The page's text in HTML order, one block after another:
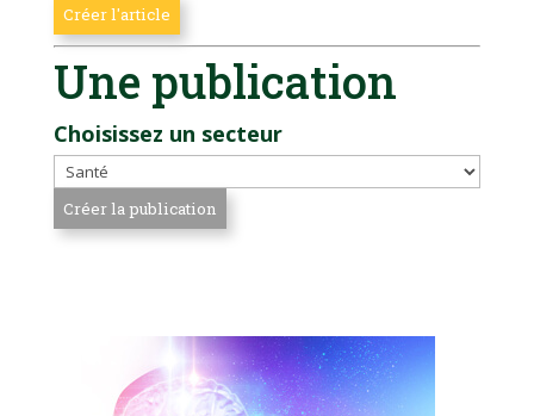
Une publication
Choisissez un secteur